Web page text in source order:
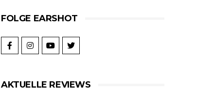
FOLGE EARSHOT
AKTUELLE REVIEWS